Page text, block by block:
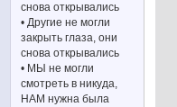
снова открывались
• Другие не могли
закрыть глаза, они
снова открывались
• МЫ не могли
смотреть в никуда,
НАМ нужна была